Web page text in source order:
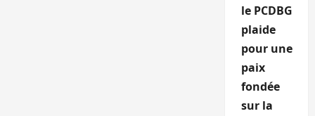
le PCDBG
plaide
pour une
paix
fondée
sur la